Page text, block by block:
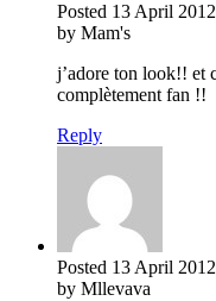
Posted 13 April 2012
by Mam's
j’adore ton look!! et
complètement fan !!
Reply
Posted 13 April 2012
by Mllevava